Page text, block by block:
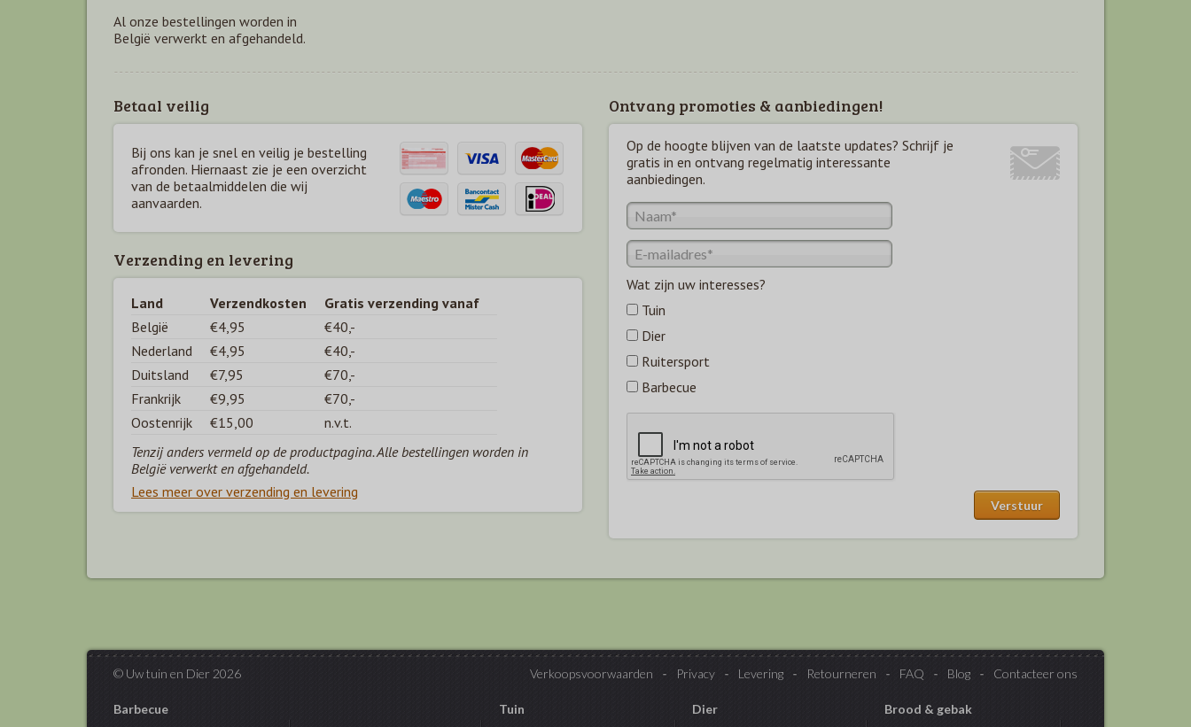
Al onze bestellingen worden in
België verwerkt en afgehandeld.
Betaal veilig
Bij ons kan je snel en veilig je bestelling
afronden. Hiernaast zie je een overzicht
van de betaalmiddelen die wij
aanvaarden.
Ontvang promoties & aanbiedingen!
Op de hoogte blijven van de laatste updates? Schrijf je
gratis in en ontvang regelmatig interessante
aanbiedingen.
Wat zijn uw interesses?
Tuin
Dier
Ruitersport
Barbecue
Verzending en levering
Land Verzendkosten
Gratis verzending vanaf
België
€4,95
€40,-
Nederland
€4,95
€40,-
Duitsland
€7,95
€70,-
Frankrijk
€9,95
€70,-
Oostenrijk
€15,00
n.v.t.
Tenzij anders vermeld op de productpagina. Alle bestellingen worden in
België verwerkt en afgehandeld.
Lees meer over verzending en levering
© Uw tuin en Dier 2026 Verkoopsvoorwaarden Privacy Levering Retourneren FAQ Blog Contacteer ons
Barbecue
Tuin
Dier
Brood & gebak